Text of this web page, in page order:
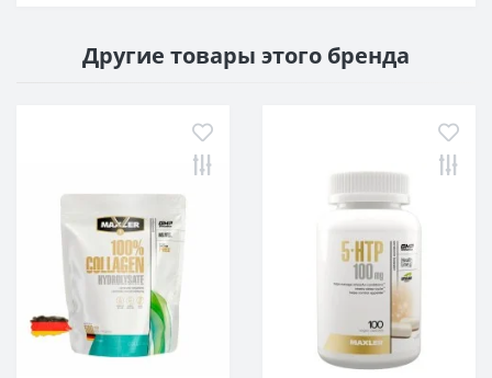
Другие товары этого бренда